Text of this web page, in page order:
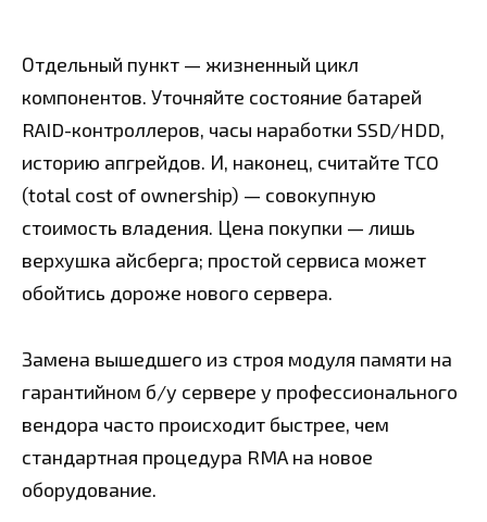
Отдельный пункт — жизненный цикл
компонентов. Уточняйте состояние батарей
RAID-контроллеров, часы наработки SSD/HDD,
историю апгрейдов. И, наконец, считайте TCO
(total cost of ownership) — совокупную
стоимость владения. Цена покупки — лишь
верхушка айсберга; простой сервиса может
обойтись дороже нового сервера.
Замена вышедшего из строя модуля памяти на
гарантийном б/у сервере у профессионального
вендора часто происходит быстрее, чем
стандартная процедура RMA на новое
оборудование.